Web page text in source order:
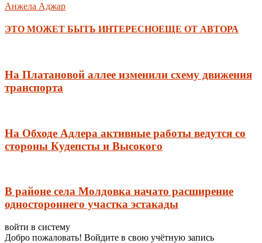
Анжела Аджар
ЭТО МОЖЕТ БЫТЬ ИНТЕРЕСНОЕЩЕ ОТ АВТОРА
На Платановой аллее изменили схему движения
транспорта
На Обходе Адлера активные работы ведутся со
стороны Кудепсты и Высокого
В районе села Молдовка начато расширение
одностороннего участка эстакады
войти в систему
Добро пожаловать! Войдите в свою учётную запись